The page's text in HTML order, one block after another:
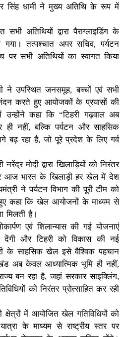
सिंह धामी ने मुख्य अतिथि के रूप में
अतिथियों द्वारा पैराग्लाइडिंग के
तत्पश्चात अपर सचिव, पर्यटन
पर सभी अतिथियों का स्वागत किया
ने उपस्थित जनसमूह, बच्चों एवं सभी
करते हुए आयोजकों के प्रयासों की
कहा कि “टिहरी गढ़वाल अब
नहीं, बल्कि पर्यटन और साहसिक
रहा है, जो पूरे प्रदेश के लिए गर्व
मोदी द्वारा खिलाड़ियों को निरंतर
आज भारत के खिलाड़ी हर खेल में देश
ने पर्यटन विभाग की पूरी टीम को
कहा कि खेल आयोजनों के माध्यम से
मिलती है।
एवं शिलान्यास की गई योजनाएं
देंगी और टिहरी को विकास की नई
के साहसिक खेल इसे वैश्विक पहचान
अब केवल आध्यात्मिक भूमि ही नहीं,
बन रहा है, जहां सरकार साइक्लिंग,
को निरंतर प्रोत्साहित कर रही
क्षेत्रों में आयोजित खेल गतिविधियों को
यात्रा के माध्यम से राष्ट्रीय स्तर पर